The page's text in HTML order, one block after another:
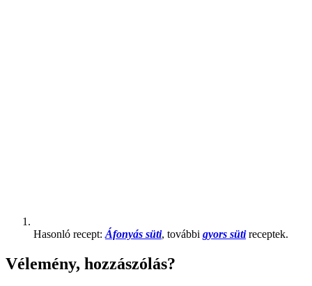
Hasonló recept: Áfonyás süti, további gyors sütireceptek.
Vélemény, hozzászólás?